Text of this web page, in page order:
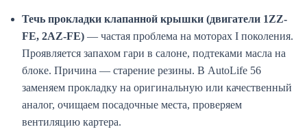
Течь прокладки клапанной крышки (двигатели 1ZZ-
FE, 2AZ-FE) — частая проблема на моторах I поколения.
Проявляется запахом гари в салоне, подтеками масла на
блоке. Причина — старение резины. В AutoLife 56
заменяем прокладку на оригинальную или качественный
аналог, очищаем посадочные места, проверяем
вентиляцию картера.